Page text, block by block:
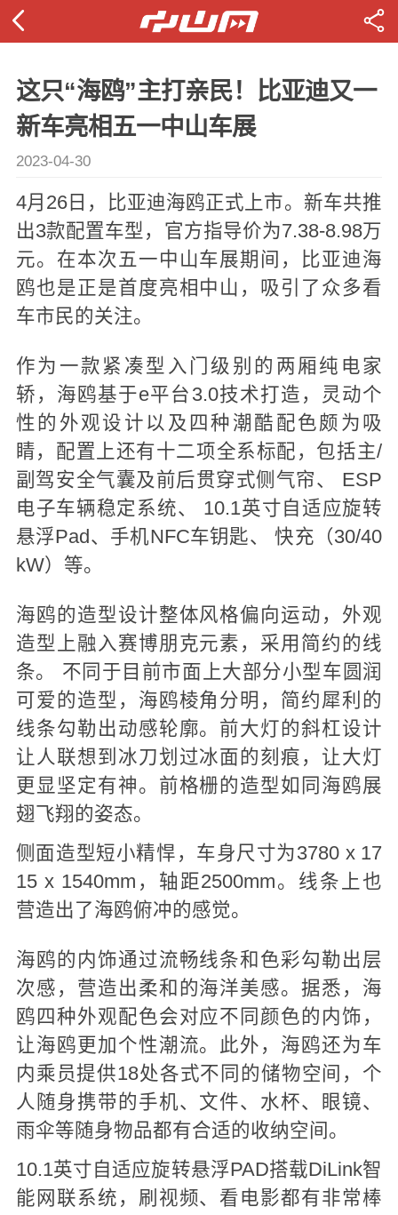
这只“海鸥”主打亲民！比亚迪又一
新车亮相五一中山车展
2023-04-30
4月26日，比亚迪海鸥正式上市。新车共推
出3款配置车型，官方指导价为7.38-8.98万
元。在本次五一中山车展期间，比亚迪海
鸥也是正是首度亮相中山，吸引了众多看
车市民的关注。
作为一款紧凑型入门级别的两厢纯电家
轿，海鸥基于e平台3.0技术打造，灵动个
性的外观设计以及四种潮酷配色颇为吸
睛，配置上还有十二项全系标配，包括主/
副驾安全气囊及前后贯穿式侧气帘、 ESP
电子车辆稳定系统、 10.1英寸自适应旋转
悬浮Pad、手机NFC车钥匙、 快充（30/40
kW）等。
海鸥的造型设计整体风格偏向运动，外观
造型上融入赛博朋克元素 ，采用简约的线
条。 不同于目前市面上大部分小型车 圆润
可爱的造型，海鸥棱角分明，简约犀利的
线条勾勒出动感轮廓。前大灯的斜杠设计
让人联想到冰刀划过冰面的刻痕，让大灯
更显坚定有神。前格栅的造型如同海鸥展
翅飞翔的姿态。
侧面造型短小精悍，车身尺寸为3780 x 17
15 x 1540mm，轴距2500mm。线条上也
营造出了海鸥俯冲的感觉。
海鸥的内饰通过流畅线条和色彩勾勒出层
次感，营造出柔和的海洋美感。据悉，海
鸥四种外观配色会对应不同颜色的内饰，
让海鸥更加个性潮流。此外，海鸥还为车
内乘员提供18处各式不同的储物空间，个
人随身携带的手机、文件、水杯、眼镜、
雨伞等随身物品都有合适的收纳空间。
10.1英寸自适应旋转悬浮PAD搭载DiLink智
能网联系统，刷视频、看电影都有非常棒